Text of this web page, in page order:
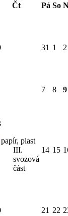
Čt Pá So
31 1 2
7 8 9
papír, plast
III.
svozová
část
14 15
21 22